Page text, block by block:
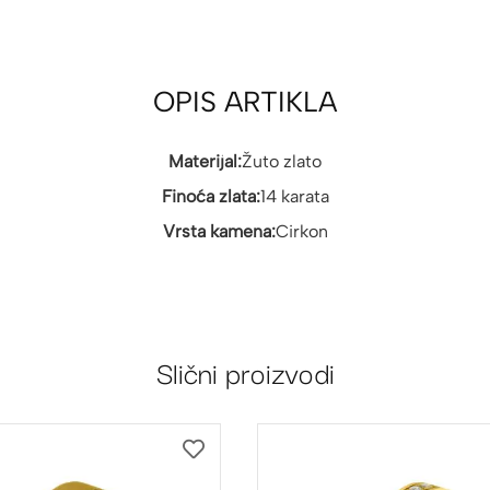
OPIS ARTIKLA
Materijal:Žuto zlato
Finoća zlata:14 karata
Vrsta kamena:Cirkon
Slični proizvodi